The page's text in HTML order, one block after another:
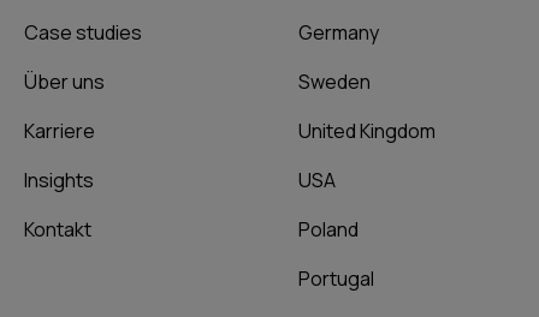
Case studies
Über uns
Karriere
Insights
Kontakt
Germany
Sweden
United Kingdom
USA
Poland
Portugal